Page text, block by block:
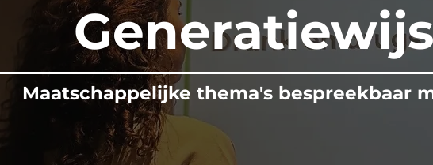
Generatiewijs
Maatschappelijke thema's bespreekbaar